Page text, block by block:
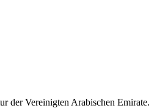
der Vereinigten Arabischen Emirate.